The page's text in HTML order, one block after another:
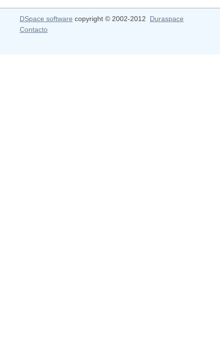
DSpace software copyright © 2002-2012 Duraspace
Contacto